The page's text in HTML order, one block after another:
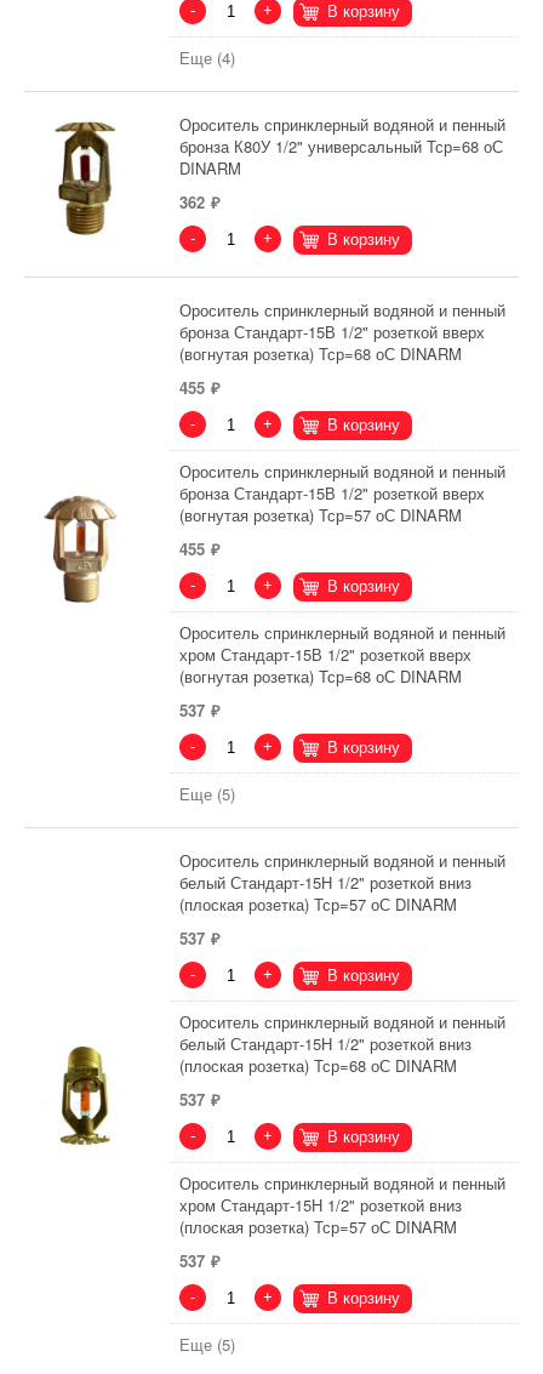
- + В корзину
Еще (4)
Ороситель спринклерный водяной и пенный
бронза К80У 1/2" универсальный Тср=68 оС
DINARM
362
- + В корзину
Ороситель спринклерный водяной и пенный
бронза Стандарт-15В 1/2" розеткой вверх
(вогнутая розетка) Тср=68 оС DINARM
455
- + В корзину
Ороситель спринклерный водяной и пенный
бронза Стандарт-15В 1/2" розеткой вверх
(вогнутая розетка) Тср=57 оС DINARM
455
- + В корзину
Ороситель спринклерный водяной и пенный
хром Стандарт-15В 1/2" розеткой вверх
(вогнутая розетка) Тср=68 оС DINARM
537
- + В корзину
Еще (5)
Ороситель спринклерный водяной и пенный
белый Стандарт-15Н 1/2" розеткой вниз
(плоская розетка) Тср=57 оС DINARM
537
- + В корзину
Ороситель спринклерный водяной и пенный
белый Стандарт-15Н 1/2" розеткой вниз
(плоская розетка) Тср=68 оС DINARM
537
- + В корзину
Ороситель спринклерный водяной и пенный
хром Стандарт-15Н 1/2" розеткой вниз
(плоская розетка) Тср=57 оС DINARM
537
- + В корзину
Еще (5)